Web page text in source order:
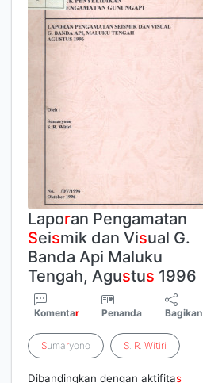
Laporan Pengamatan
Seismik dan Visual G.
Banda Api Maluku
Tengah, Agustus 1996
Komentar Penanda Bagikan
Sumaryono S. R. Witiri
Dibandingkan dengan aktifitas